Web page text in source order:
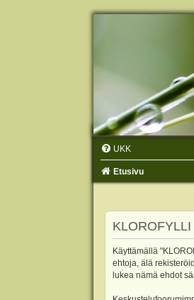
UKK
Etusivu
Käyttämällä
ehtoja, älä
lukea nämä ehdot